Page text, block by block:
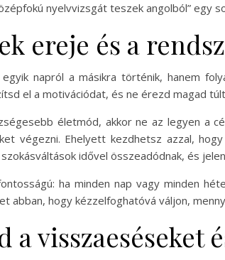
nyelvvizsgát teszek angolból” egy
ereje és a
napról a másikra történik, hanem
el a motivációdat, és ne érezd magad
életmód, akkor ne az legyen a
végezni. Ehelyett kezdhetsz azzal,
idővel összeadódnak, és
ha minden nap vagy minden
abban, hogy kézzelfoghatóvá váljon,
a visszaeséseket